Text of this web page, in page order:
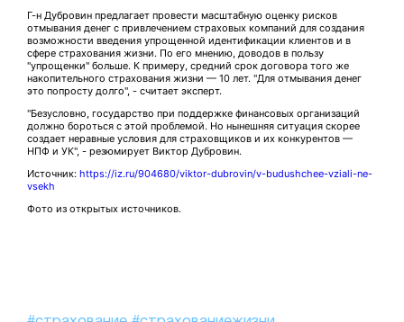
Г-н Дубровин предлагает провести масштабную оценку рисков
отмывания денег с привлечением страховых компаний для создания
возможности введения упрощенной идентификации клиентов и в
сфере страхования жизни. По его мнению, доводов в пользу
"упрощенки" больше. К примеру, средний срок договора того же
накопительного страхования жизни — 10 лет. "Для отмывания денег
это попросту долго", - считает эксперт.
"Безусловно, государство при поддержке финансовых организаций
должно бороться с этой проблемой. Но нынешняя ситуация скорее
создает неравные условия для страховщиков и их конкурентов —
НПФ и УК", - резюмирует Виктор Дубровин.
Источник: https://iz.ru/904680/viktor-dubrovin/v-budushchee-vziali-ne-
vsekh
Фото из открытых источников.